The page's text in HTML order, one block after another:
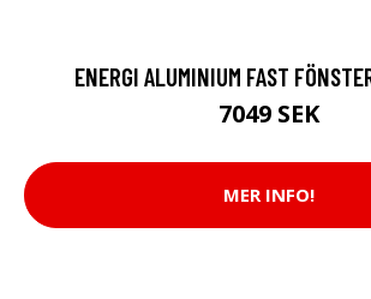
ENERGI ALUMINIUM FAST
7049 SEK
MER INFO!